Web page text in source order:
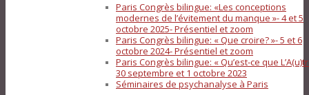
Paris Congrès bilingue: «Les conceptions
modernes de l’évitement du manque »- 4 et 5
octobre 2025- Présentiel et zoom
Paris Congrès bilingue: « Que croire? »- 5 et 6
octobre 2024- Présentiel et zoom
Paris Congrès bilingue: « Qu’est-ce que
30 septembre et 1 octobre 2023
Séminaires de psychanalyse à Paris